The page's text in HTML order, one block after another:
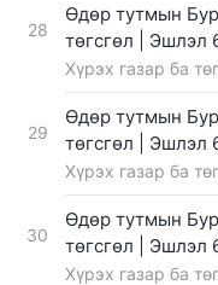
28
Өдөр тутмын
төгсгөл | Эшлэл
Хүрэх газар ба
29
Өдөр тутмын
төгсгөл | Эшлэл
Хүрэх газар ба
30
Өдөр тутмын
төгсгөл | Эшлэл
Хүрэх газар ба